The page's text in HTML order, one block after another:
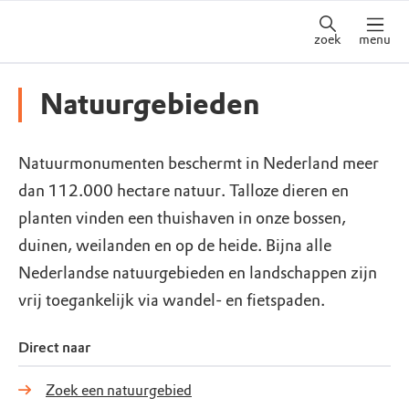
zoek menu
Natuurgebieden
Natuurmonumenten beschermt in Nederland meer
dan 112.000 hectare natuur. Talloze dieren en
planten vinden een thuishaven in onze bossen,
duinen, weilanden en op de heide. Bijna alle
Nederlandse natuurgebieden en landschappen zijn
vrij toegankelijk via wandel- en fietspaden.
Direct naar
Zoek een natuurgebied